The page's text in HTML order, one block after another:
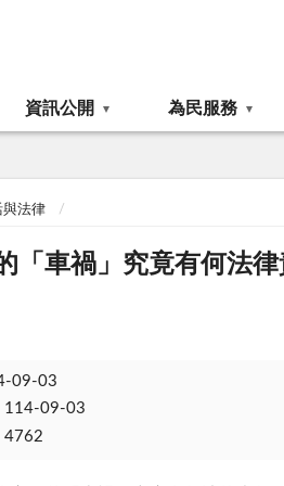
資訊公開 為民服務
與法律
「車禍」究竟有何法
09-03
114-09-03
4762